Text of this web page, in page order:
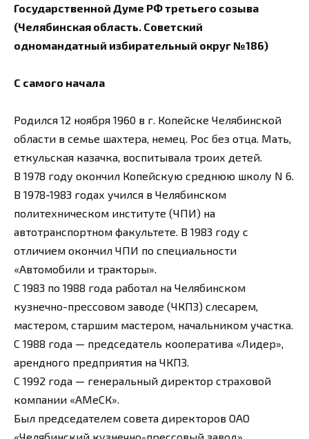
Государственной Думе РФ третьего созыва
(Челябинская область. Советский
одномандатный избирательный округ №186)
С самого начала
Родился 12 ноября 1960 в г. Копейске Челябинской
области в семье шахтера, немец. Рос без отца. Мать,
еткульская казачка, воспитывала троих детей.
В 1978 году окончил Копейскую среднюю школу N 6.
В 1978-1983 годах учился в Челябинском
политехническом институте (ЧПИ) на
автотранспортном факультете. В 1983 году с
отличием окончил ЧПИ по специальности
«Автомобили и тракторы».
С 1983 по 1988 года работал на Челябинском
кузнечно-прессовом заводе (ЧКПЗ) слесарем,
мастером, старшим мастером, начальником участка.
С 1988 года — председатель кооператива «Лидер»,
арендного предприятия на ЧКПЗ.
С 1992 года — генеральный директор страховой
компании «АМеСК».
Был председателем совета директоров ОАО